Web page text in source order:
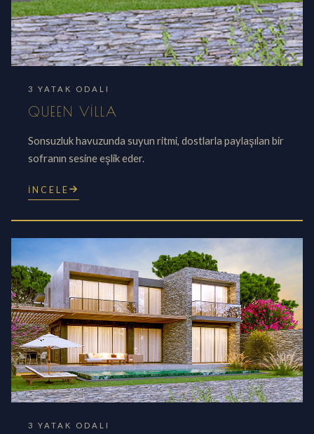
3 YATAK ODALI
QUEEN VILLA
Sonsuzluk havuzunda suyun ritmi, dostlarla paylaşılan bir
sofranın sesine eşlik eder.
İNCELE
3 YATAK ODALI